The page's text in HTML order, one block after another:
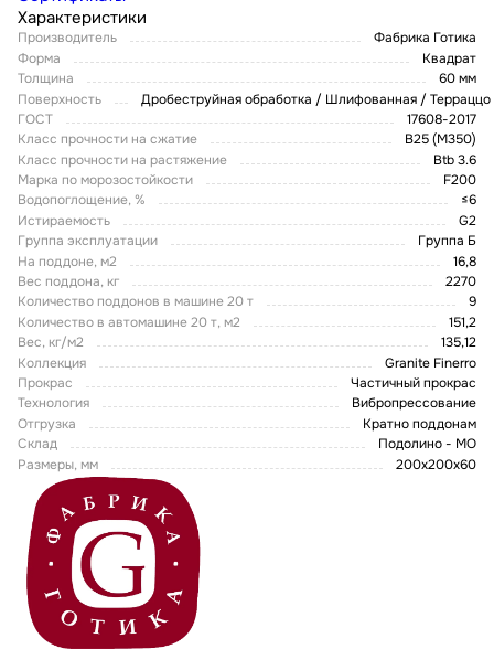
Характеристики
Производитель
Фабрика Готика
Форма
Квадрат
Толщина
60 мм
Поверхность
Дробеструйная обработка / Шлифованная / Терраццо
ГОСТ
17608-2017
Класс прочности на сжатие
В25 (М350)
Класс прочности на растяжение
Btb 3.6
Марка по морозостойкости
F200
Водопоглощение, %
≤6
Истираемость
G2
Группа эксплуатации
Группа Б
На поддоне, м2
16,8
Вес поддона, кг
2270
Количество поддонов в машине 20 т
9
Количество в автомашине 20 т, м2
151,2
Вес, кг/м2
135,12
Коллекция
Granite Finerro
Прокрас
Частичный прокрас
Технология
Вибропрессование
Отгрузка
Кратно поддонам
Склад
Подолино - МО
Размеры, мм
200х200х60